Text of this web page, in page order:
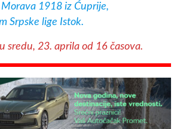
Morava 1918 iz Ćuprije,
Srpske lige Istok.
sredu, 23. aprila od 16 časova.